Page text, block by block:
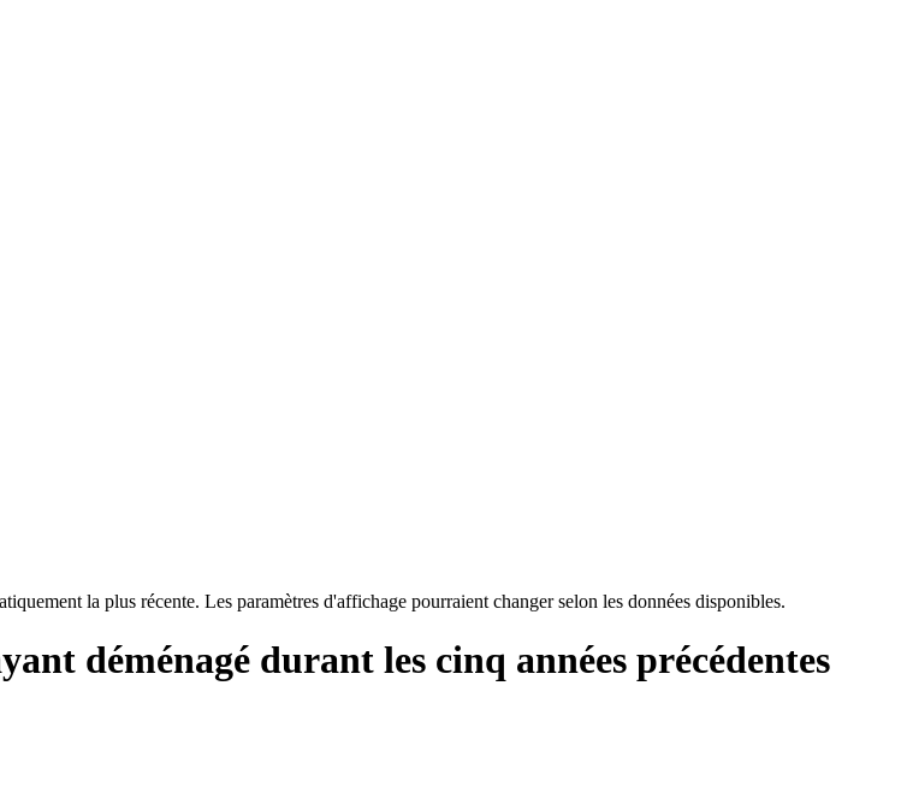
la plus récente. Les paramètres d'affichage pourraient changer selon les données disponibles.
déménagé durant les cinq années précédentes